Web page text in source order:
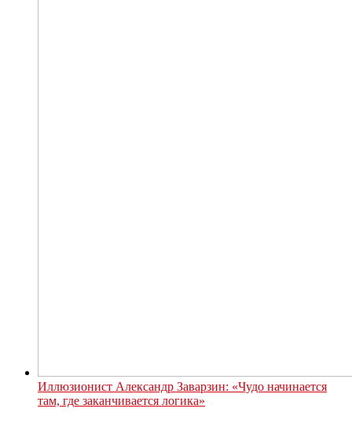
Иллюзионист Александр Заварзин: «Чудо начинается
там, где заканчивается логика»